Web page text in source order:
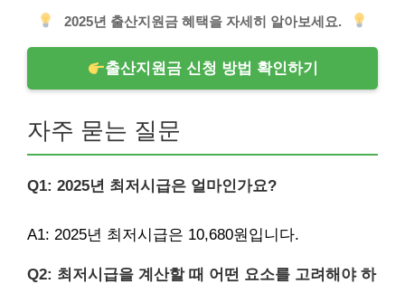
2025년 출산지원금 혜택을 자세히 알아보세요.
출산지원금 신청 방법 확인하기
자주 묻는 질문
Q1: 2025년 최저시급은 얼마인가요?
A1: 2025년 최저시급은 10,680원입니다.
Q2: 최저시급을 계산할 때 어떤 요소를 고려해야 하